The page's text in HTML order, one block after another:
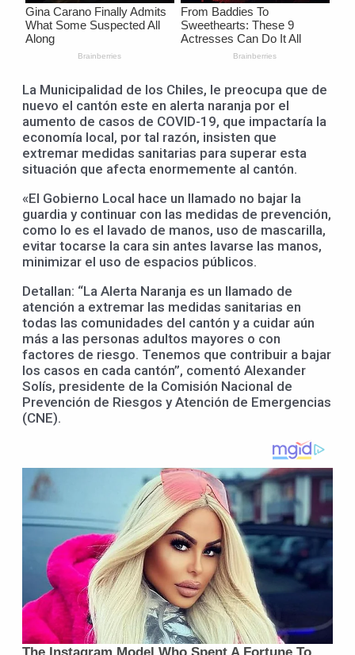
La Municipalidad de los Chiles, le preocupa que de
nuevo el cantón este en alerta naranja por el
aumento de casos de COVID-19, que impactaría la
economía local, por tal razón, insisten que
extremar medidas sanitarias para superar esta
situación que afecta enormemente al cantón.
«El Gobierno Local hace un llamado no bajar la
guardia y continuar con las medidas de prevención,
como lo es el lavado de manos, uso de mascarilla,
evitar tocarse la cara sin antes lavarse las manos,
minimizar el uso de espacios públicos.
Detallan: “La Alerta Naranja es un llamado de
atención a extremar las medidas sanitarias en
todas las comunidades del cantón y a cuidar aún
más a las personas adultos mayores o con
factores de riesgo. Tenemos que contribuir a bajar
los casos en cada cantón”, comentó Alexander
Solís, presidente de la Comisión Nacional de
Prevención de Riesgos y Atención de Emergencias
(CNE).